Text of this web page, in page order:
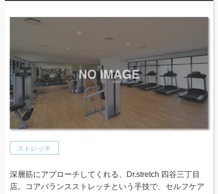
ストレッチ
深層筋にアプローチしてくれる、Dr.stretch 四谷三丁目
店。コアバランスストレッチという手技で、セルフケア